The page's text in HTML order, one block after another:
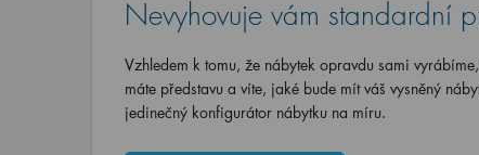
Nevyhovuje vám standardní
Vzhledem k tomu, že nábytek opravdu sami
máte představu a víte, jaké bude mít váš vysněný
jedinečný konfigurátor nábytku na míru.